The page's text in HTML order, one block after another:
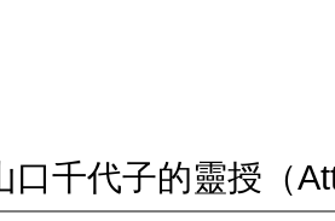
口千代子的靈授（